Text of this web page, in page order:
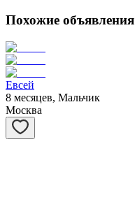
Похожие объявления
Евсей
8 месяцев, Мальчик
Москва